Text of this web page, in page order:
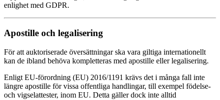
enlighet med GDPR.
Apostille och legalisering
För att auktoriserade översättningar ska vara giltiga internationellt
kan de ibland behöva kompletteras med apostille eller legalisering.
Enligt EU-förordning (EU) 2016/1191 krävs det i många fall inte
längre apostille för vissa offentliga handlingar, till exempel födelse-
och vigselattester, inom EU. Detta gäller dock inte alltid